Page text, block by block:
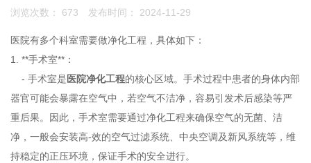
浏览次数： 673 发布时间： 2024-11-29
医院有多个科室需要做净化工程，具体如下：
1. **手术室**：
- 手术室是医院净化工程的核心区域。手术过程中患者的身体内部
器官可能会暴露在空气中，若空气不洁净，容易引发术后感染等严
重后果。因此，手术室需要通过净化工程来确保空气的无菌、洁
净，一般会安装高-效的空气过滤系统、中央空调及新风系统等，维
持稳定的正压环境，保证手术的安全进行。